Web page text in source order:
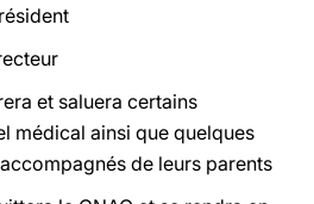
et saluera certains
médical ainsi que quelques
de leurs parents